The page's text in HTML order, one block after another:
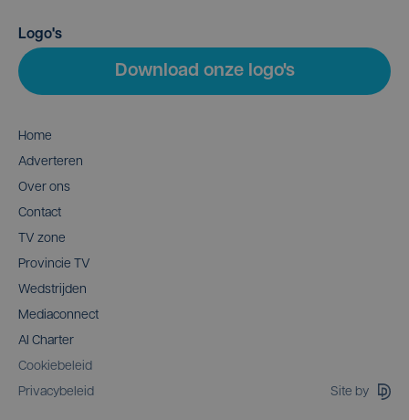
Logo's
Download onze logo's
Home
Adverteren
Over ons
Contact
TV zone
Provincie TV
Wedstrijden
Mediaconnect
AI Charter
Cookiebeleid
Privacybeleid
Site by